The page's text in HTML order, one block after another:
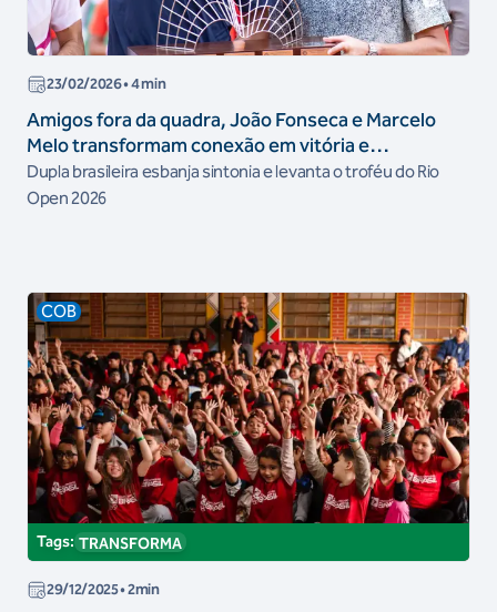
23/02/2026• 4 min
Amigos fora da quadra, João Fonseca e Marcelo
Melo transformam conexão em vitória e
emocionam o público brasileiro
Dupla brasileira esbanja sintonia e levanta o troféu do Rio
Open 2026
COB
Tags: TRANSFORMA
29/12/2025• 2min